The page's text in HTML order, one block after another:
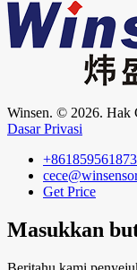
Winsen. © 2026. Hak
Dasar Privasi
Get Price
Masukkan